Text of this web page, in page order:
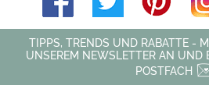
TIPPS, TRENDS UND RABATTE -
UNSEREM NEWSLETTER AN UND
POSTFACH